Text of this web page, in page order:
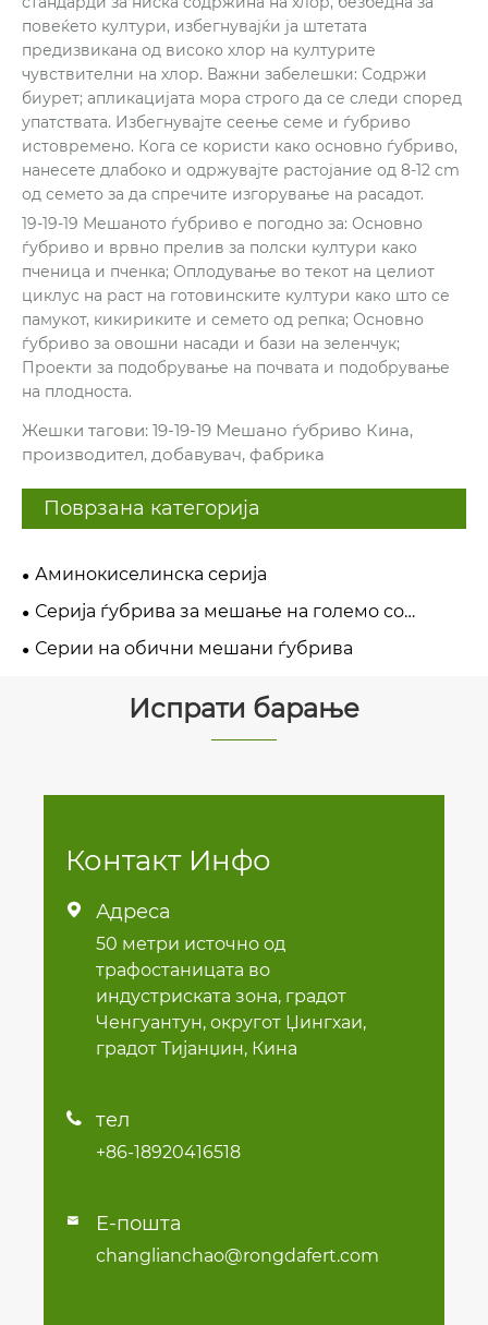
повеќето култури, избегнувајќи ја штетата
предизвикана од високо хлор на културите
чувствителни на хлор. Важни забелешки: Содржи
биурет; апликацијата мора строго да се следи според
упатствата. Избегнувајте сеење семе и ѓубриво
истовремено. Кога се користи како основно ѓубриво,
нанесете длабоко и одржувајте растојание од 8-12 cm
од семето за да спречите изгорување на расадот.
19-19-19 Мешаното ѓубриво е погодно за: Основно
ѓубриво и врвно прелив за полски култури како
пченица и пченка; Оплодување во текот на целиот
циклус на раст на готовинските култури како што се
памукот, кикириките и семето од репка; Основно
ѓубриво за овошни насади и бази на зеленчук;
Проекти за подобрување на почвата и подобрување
на плодноста.
Жешки тагови: 19-19-19 Мешано ѓубриво Кина,
производител, добавувач, фабрика
Поврзана категорија
Аминокиселинска серија
Серија ѓубрива за мешање на големо со
контролирано ослободување
Серии на обични мешани ѓубрива
Испрати барање
Контакт Инфо
 Адреса
50 метри источно од
трафостаницата во
индустриската зона, градот
Ченгуантун, округот Џингхаи,
градот Тијанџин, Кина
 тел
+86-18920416518
 Е-пошта
changlianchao@rongdafert.com